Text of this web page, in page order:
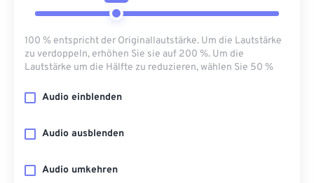
100 % entspricht der Originallautstärke. Um die Lautstärke
zu verdoppeln, erhöhen Sie sie auf 200 %. Um die
Lautstärke um die Hälfte zu reduzieren, wählen Sie 50 %
Audio einblenden
Audio ausblenden
Audio umkehren